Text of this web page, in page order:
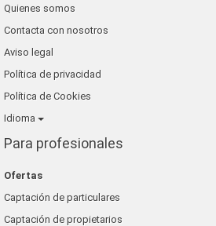
Quienes somos
Contacta con nosotros
Aviso legal
Política de privacidad
Política de Cookies
Idioma
Para profesionales
Ofertas
Captación de particulares
Captación de propietarios